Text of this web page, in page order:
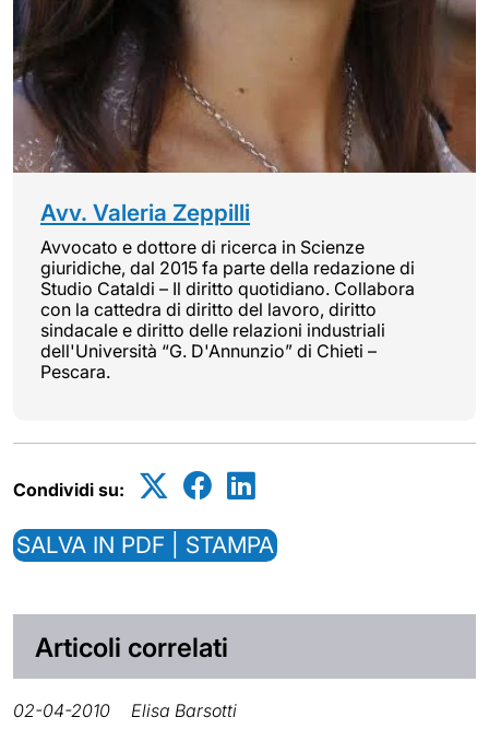
Avv. Valeria Zeppilli
Avvocato e dottore di ricerca in Scienze
giuridiche, dal 2015 fa parte della redazione di
Studio Cataldi – Il diritto quotidiano. Collabora
con la cattedra di diritto del lavoro, diritto
sindacale e diritto delle relazioni industriali
dell'Università “G. D'Annunzio” di Chieti –
Pescara.
Condividi su:
SALVA IN PDF | STAMPA
Articoli correlati
02-04-2010 Elisa Barsotti